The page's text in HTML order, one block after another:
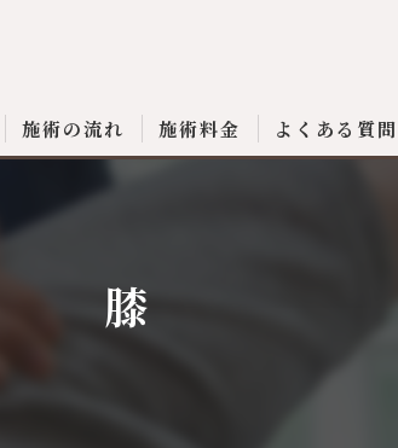
施術の流れ 施術料金 よくある質問
膝